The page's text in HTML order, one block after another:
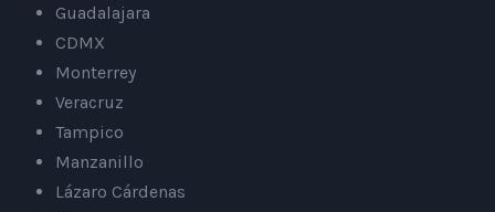
Guadalajara
CDMX
Monterrey
Veracruz
Tampico
Manzanillo
Lázaro Cárdenas